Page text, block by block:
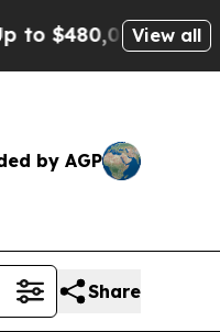
Being Wrongly
View all
by AGP
Share